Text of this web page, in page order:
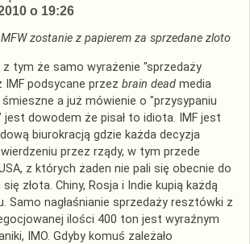
o 19:26
MFW zostanie z papierem za sprzedane zloto
z tym że samo wyrażenie "sprzedaży
IMF podsycane przez brain dead media
a już mówienie o "przysypaniu
jest dowodem że pisał to idiota. IMF jest
biurokracją gdzie każda decyzja
przez rządy, w tym przede
z których żaden nie pali się obecnie do
złota. Chiny, Rosja i Indie kupią każdą
Samo nagłaśnianie sprzedaży resztówki z
ilości 400 ton jest wyraźnym
IMO. Gdyby komuś zależało